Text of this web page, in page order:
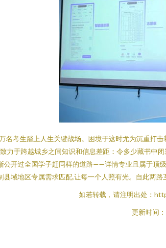
名考生踏上人生关键战场。困境于这时尤为沉重打
力于跨越城乡之间知识和信息差距：令多少藏书中
公开过全国学子赶同样的道路——详情专业且属于顶
域地区专属需求匹配,让每一个人照有光。自此两
如若转载，请注明出处：
更新时间